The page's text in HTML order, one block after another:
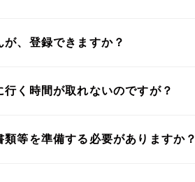
、登録できますか？
く時間が取れないのですが？
等を準備する必要がありますか？